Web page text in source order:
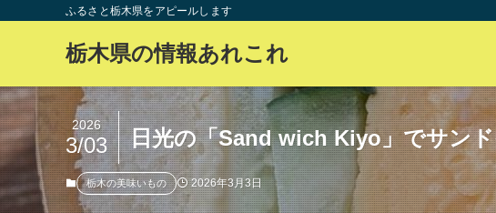
ふるさと栃木県をアピールします
栃木県の情報あれこれ
日光の「Sand wich Kiyo」でサン
2026
3/03
栃木の美味いもの 2026年3月3日